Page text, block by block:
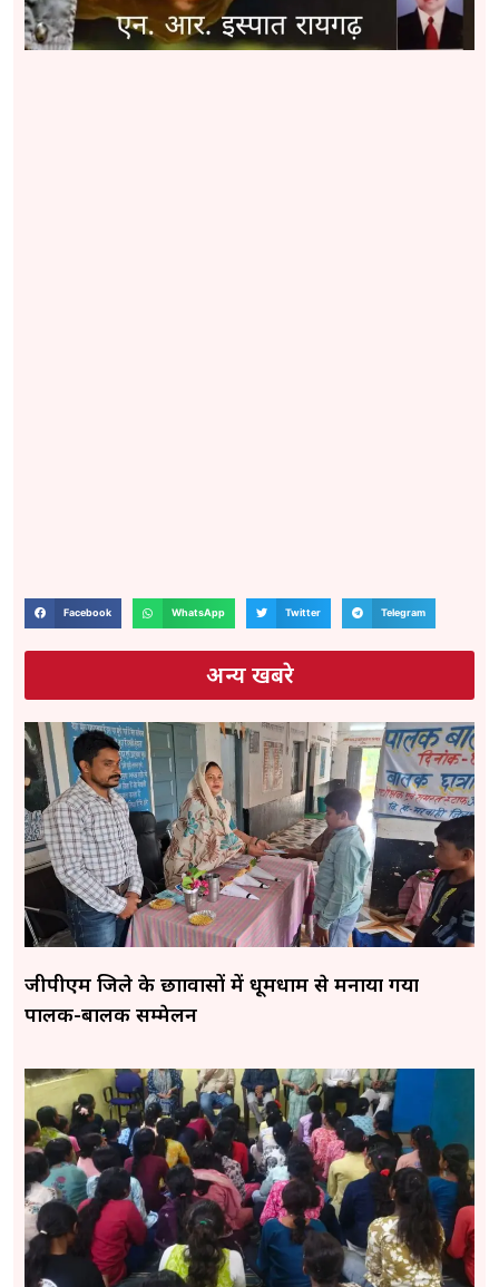
Facebook WhatsApp Twitter Telegram
अन्य खबरे
जीपीएम जिले के छात्रावासों में धूमधाम से मनाया गया
पालक-बालक सम्मेलन